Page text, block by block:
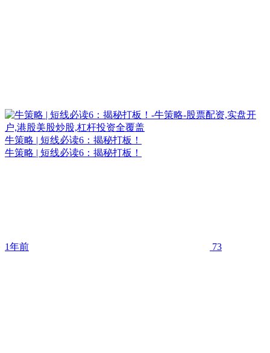
牛策略 | 短线必读6：揭秘打板！
牛策略 | 短线必读6：揭秘打板！
1年前 73